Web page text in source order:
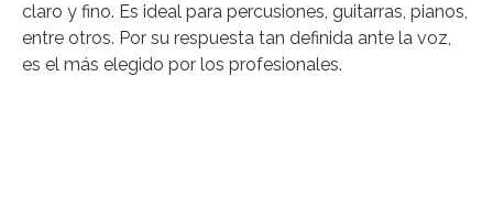
claro y fino. Es ideal para percusiones, guitarras, pianos,
entre otros. Por su respuesta tan definida ante la voz,
es el más elegido por los profesionales.